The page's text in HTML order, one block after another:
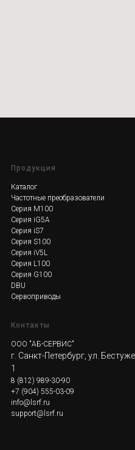
Продукция
Каталог
Частотные преобразователи
Серия M100
Серия iG5A
Серия iS7
Серия S100
Серия iV5L
Серия L100
Серия G100
DBU
Сервоприводы
Контакты
ООО "АБ-СЕРВИС"
г. Санкт-Петербург, ул.
1
8 (812) 989-30-90
+7 (904) 555-03-09
info@lsrf.ru
support@lsrf.ru